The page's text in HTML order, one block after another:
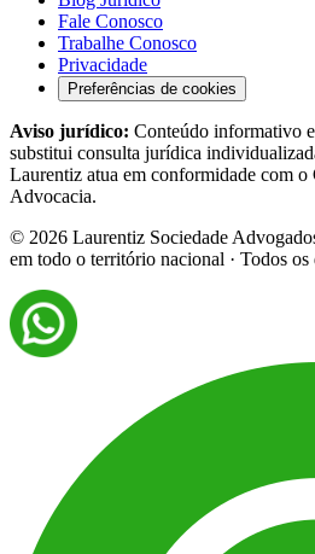
Fale Conosco
Trabalhe Conosco
Privacidade
Preferências de cookies
Aviso jurídico: Conteúdo informativo
substitui consulta jurídica
Laurentiz atua em conformidade com o
Advocacia.
© 2026 Laurentiz Sociedade
em todo o território nacional · Todos os